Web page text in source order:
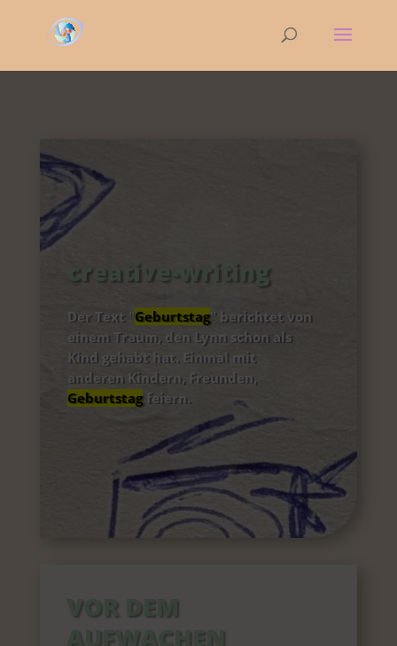
creative-writing
Der Text "Geburtstag" berichtet von
einem Traum, den Lynn schon als
Kind gehabt hat. Einmal mit
anderen Kindern, Freunden,
Geburtstagfeiern.
VOR DEM
AUFWACHEN